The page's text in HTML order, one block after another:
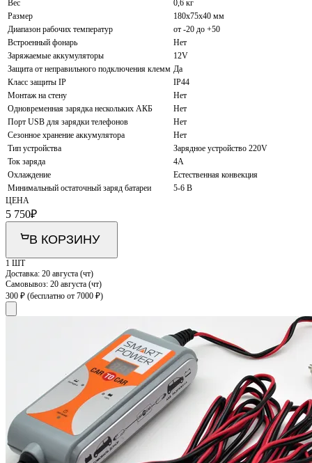
Вес
0,6 кг
Размер
180х75х40 мм
Диапазон рабочих температур
от -20 до +50
Встроенный фонарь
Нет
Заряжаемые аккумуляторы
12V
Защита от неправильного подключения клемм Да
Класс защиты IP
IP44
Монтаж на стену
Нет
Одновременная зарядка нескольких АКБ
Нет
Порт USB для зарядки телефонов
Нет
Сезонное хранение аккумулятора
Нет
Тип устройства
Зарядное устройство 220V
Ток заряда
4А
Охлаждение
Естественная конвекция
Минимальный остаточный заряд батареи
5-6 В
ЦЕНА
5 750₽
В КОРЗИНУ
1 ШТ
Доставка: 20 августа (чт)
Самовывоз: 20 августа (чт)
300 ₽ (бесплатно от 7000 ₽)